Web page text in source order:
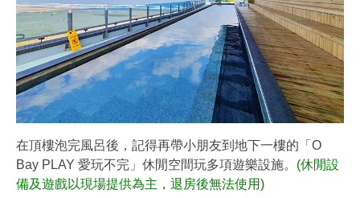
在頂樓泡完風呂後，記得再帶小朋友到地下一樓的「O
Bay PLAY 愛玩不完」休閒空間玩多項遊樂設施。 (休閒設
備及遊戲以現場提供為主，退房後無法使用)